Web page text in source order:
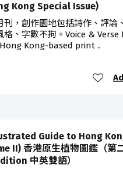
Kong Special Issue)
刊，創作園地包括詩作、評論
格、字數不拘。Voice & Verse
Kong-based print ..
Guide to Hong
II) 香港原生植物圖鑑（第二
中英雙語）